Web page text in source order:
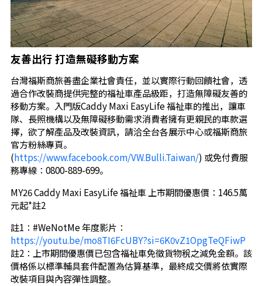
友善出行 打造無礙移動方案
台灣福斯商旅善盡企業社會責任，並以實際行動回饋社會，透
過合作改裝商提供完整的福祉車產品級距，打造無障礙友善的
移動方案。入門版Caddy Maxi EasyLife 福祉車的推出，讓車
隊、長照機構以及無障礙移動需求消費者擁有更親民的車款選
擇，欲了解產品及改裝資訊，請洽全台各展示中心或福斯商旅
官方粉絲專頁。
(https://www.facebook.com/VW.Bulli.Taiwan/) 或免付費服
務專線：0800-889-699。
MY26 Caddy Maxi EasyLife 福祉車 上市期間優惠價：146.5萬
元起*註2
註1：#WeNotMe 年度影片：
https://youtu.be/mo8TI6FcUBY?si=6K0vZ1OpgTeQFiwP
註2：上市期間優惠價已包含福祉車免徵貨物稅之減免金額。該
價格係以標準輔具套件配置為估算基準，最終成交價將依實際
改裝項目與內容彈性調整。